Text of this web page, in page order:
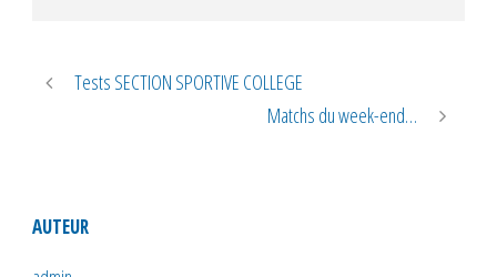
Tests SECTION SPORTIVE COLLEGE
Matchs du week-end…
AUTEUR